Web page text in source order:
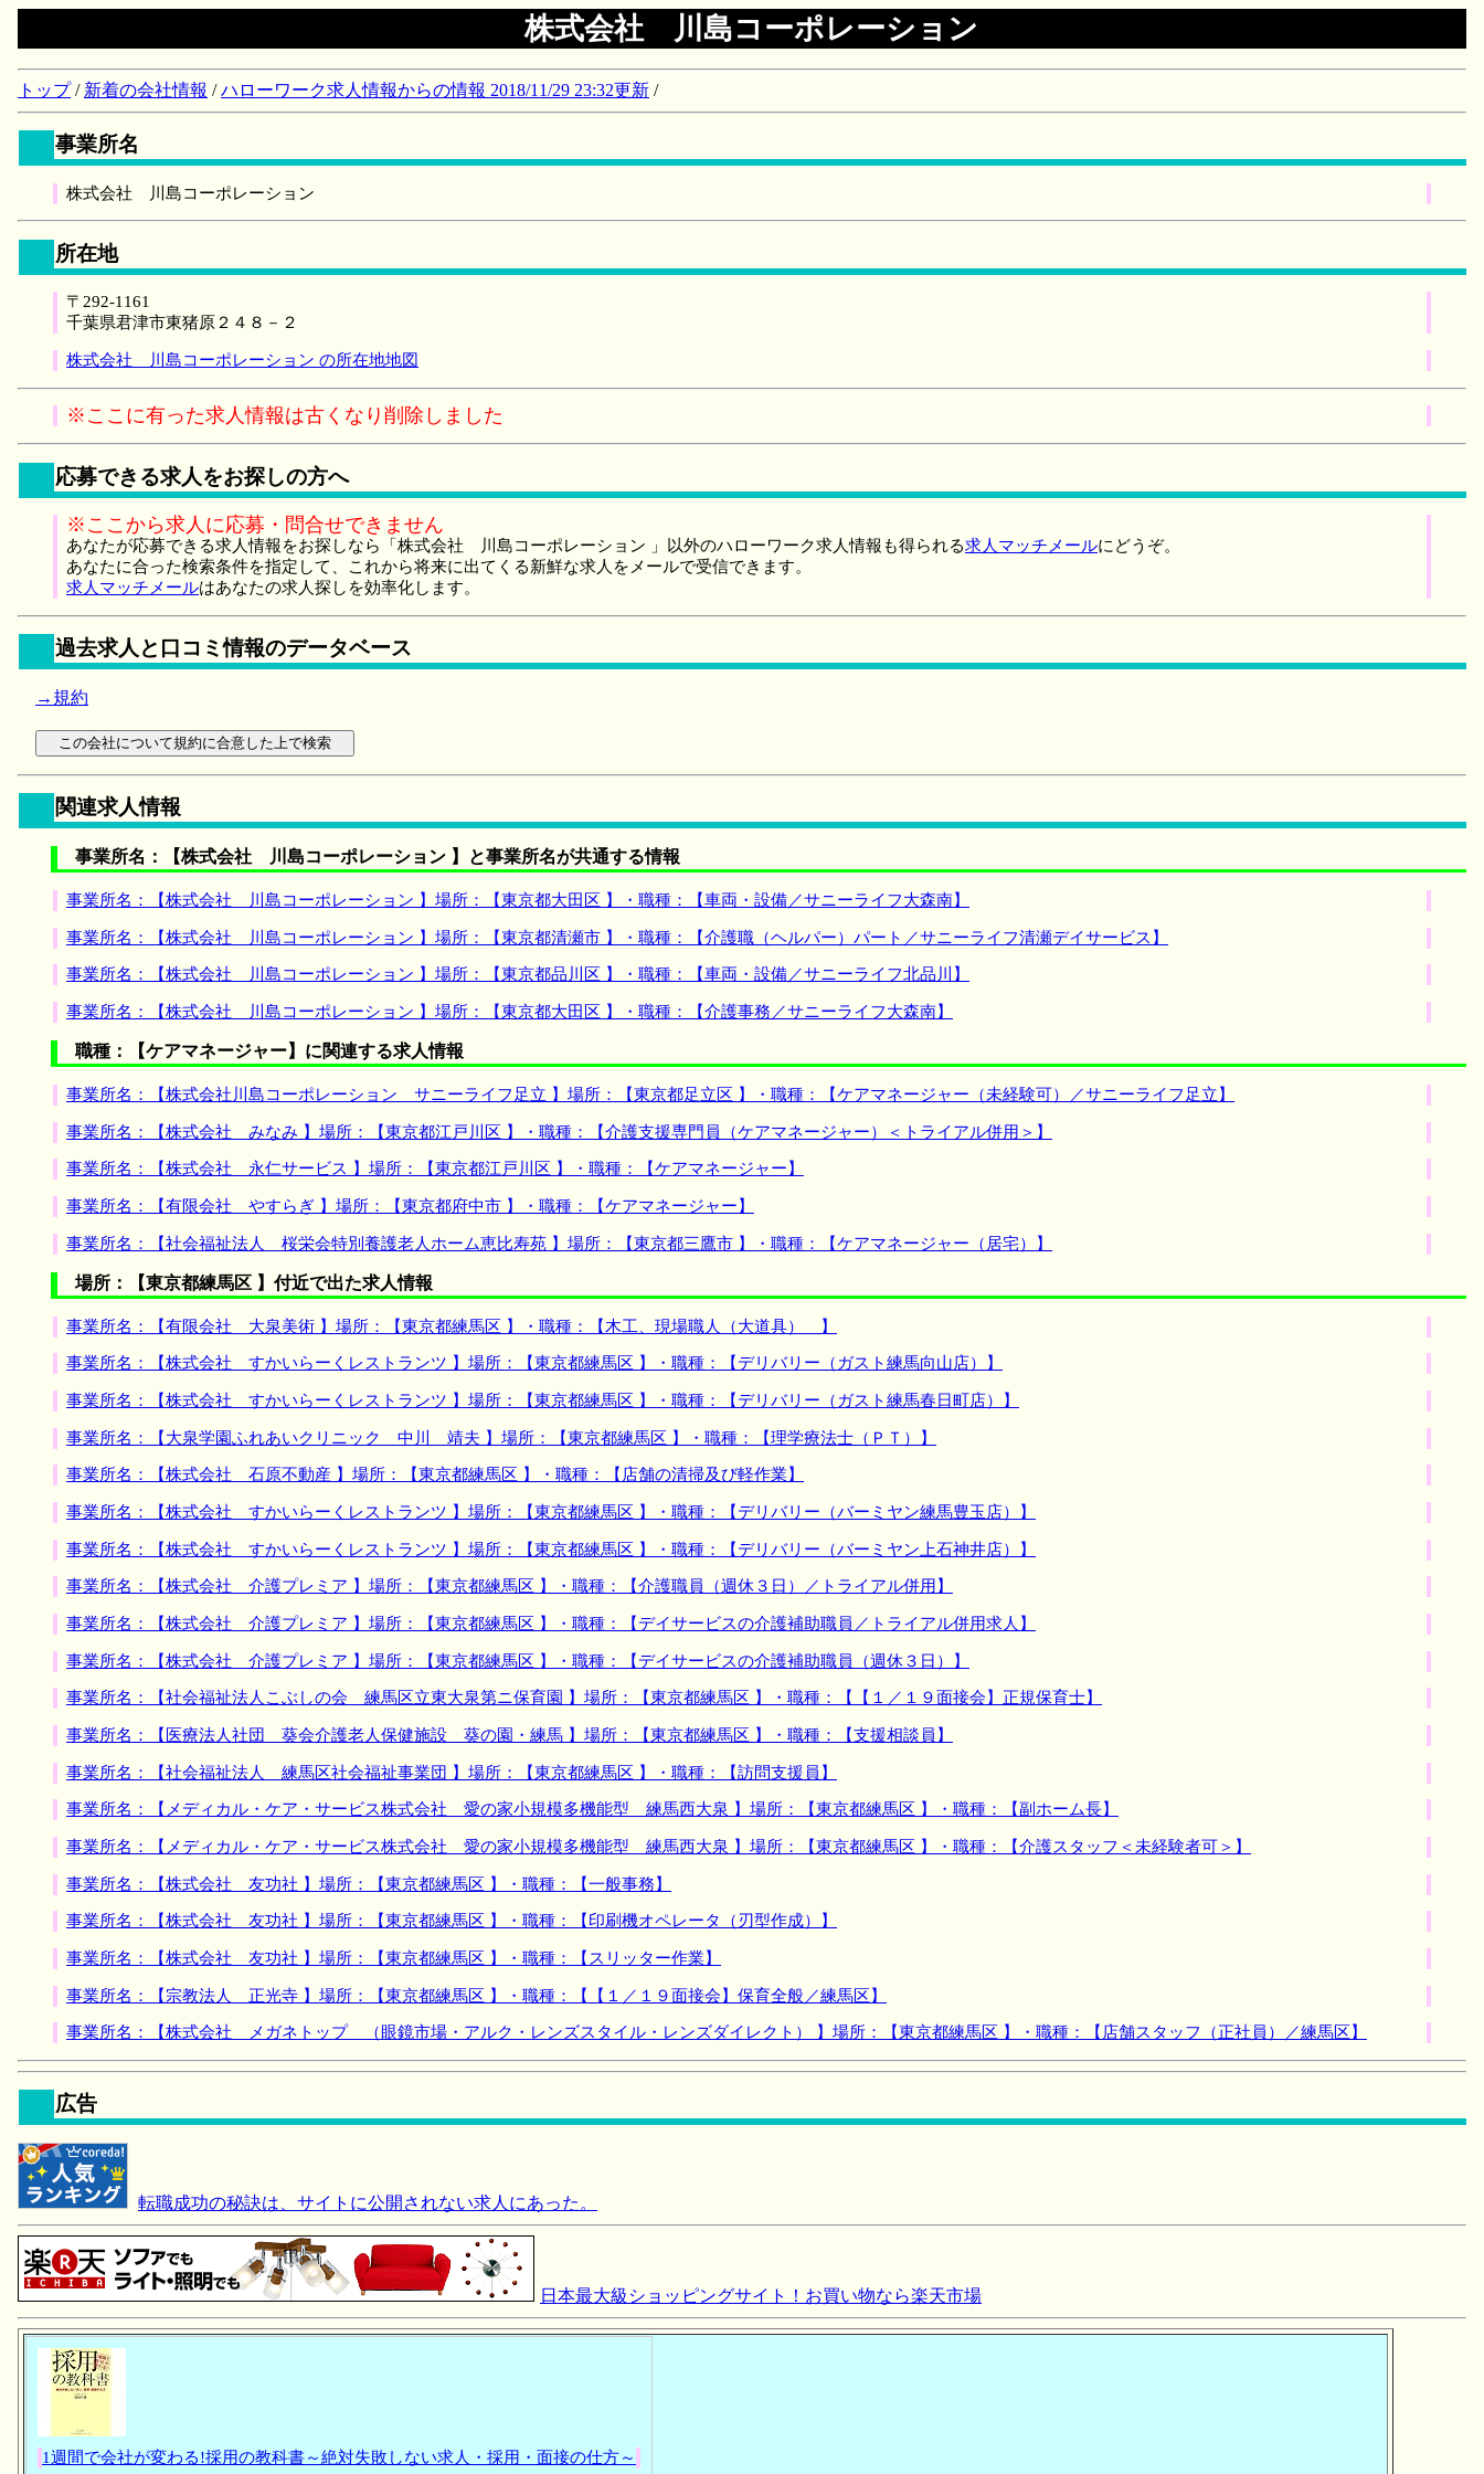
株式会社 川島コーポレーション
トップ/ 新着の会社情報 /ハローワーク求人情報からの情報 2018/11/29 23:32更新 /
事業所名
株式会社 川島コーポレーション
所在地
〒292-1161
千葉県君津市東猪原２４８－２
株式会社 川島コーポレーション の所在地地図
※ここに有った求人情報は古くなり削除しました
応募できる求人をお探しの方へ
※ここから求人に応募・問合せできません
あなたが応募できる求人情報をお探しなら「株式会社 川島コーポレーション 」以外のハローワーク求人情報も得られる求人マッチメールにどうぞ。
あなたに合った検索条件を指定して、これから将来に出てくる新鮮な求人をメールで受信できます。
求人マッチメールはあなたの求人探しを効率化します。
過去求人と口コミ情報のデータベース
→規約
関連求人情報
事業所名：【株式会社 川島コーポレーション 】と事業所名が共通する情報
事業所名：【株式会社 川島コーポレーション 】場所：【東京都大田区 】・職種：【車両・設備／サニーライフ大森南】
事業所名：【株式会社 川島コーポレーション 】場所：【東京都清瀬市 】・職種：【介護職（ヘルパー）パート／サニーライフ清瀬デイサービス】
事業所名：【株式会社 川島コーポレーション 】場所：【東京都品川区 】・職種：【車両・設備／サニーライフ北品川】
事業所名：【株式会社 川島コーポレーション 】場所：【東京都大田区 】・職種：【介護事務／サニーライフ大森南】
職種：【ケアマネージャー】に関連する求人情報
事業所名：【株式会社川島コーポレーション サニーライフ足立 】場所：【東京都足立区 】・職種：【ケアマネージャー（未経験可）／サニーライフ足立】
事業所名：【株式会社 みなみ 】場所：【東京都江戸川区 】・職種：【介護支援専門員（ケアマネージャー）＜トライアル併用＞】
事業所名：【株式会社 永仁サービス 】場所：【東京都江戸川区 】・職種：【ケアマネージャー】
事業所名：【有限会社 やすらぎ 】場所：【東京都府中市 】・職種：【ケアマネージャー】
事業所名：【社会福祉法人 桜栄会特別養護老人ホーム恵比寿苑 】場所：【東京都三鷹市 】・職種：【ケアマネージャー（居宅）】
場所：【東京都練馬区 】付近で出た求人情報
事業所名：【有限会社 大泉美術 】場所：【東京都練馬区 】・職種：【木工、現場職人（大道具） 】
事業所名：【株式会社 すかいらーくレストランツ 】場所：【東京都練馬区 】・職種：【デリバリー（ガスト練馬向山店）】
事業所名：【株式会社 すかいらーくレストランツ 】場所：【東京都練馬区 】・職種：【デリバリー（ガスト練馬春日町店）】
事業所名：【大泉学園ふれあいクリニック 中川 靖夫 】場所：【東京都練馬区 】・職種：【理学療法士（ＰＴ）】
事業所名：【株式会社 石原不動産 】場所：【東京都練馬区 】・職種：【店舗の清掃及び軽作業】
事業所名：【株式会社 すかいらーくレストランツ 】場所：【東京都練馬区 】・職種：【デリバリー（バーミヤン練馬豊玉店）】
事業所名：【株式会社 すかいらーくレストランツ 】場所：【東京都練馬区 】・職種：【デリバリー（バーミヤン上石神井店）】
事業所名：【株式会社 介護プレミア 】場所：【東京都練馬区 】・職種：【介護職員（週休３日）／トライアル併用】
事業所名：【株式会社 介護プレミア 】場所：【東京都練馬区 】・職種：【デイサービスの介護補助職員／トライアル併用求人】
事業所名：【株式会社 介護プレミア 】場所：【東京都練馬区 】・職種：【デイサービスの介護補助職員（週休３日）】
事業所名：【社会福祉法人こぶしの会 練馬区立東大泉第ニ保育園 】場所：【東京都練馬区 】・職種：【【１／１９面接会】正規保育士】
事業所名：【医療法人社団 葵会介護老人保健施設 葵の園・練馬 】場所：【東京都練馬区 】・職種：【支援相談員】
事業所名：【社会福祉法人 練馬区社会福祉事業団 】場所：【東京都練馬区 】・職種：【訪問支援員】
事業所名：【メディカル・ケア・サービス株式会社 愛の家小規模多機能型 練馬西大泉 】場所：【東京都練馬区 】・職種：【副ホーム長】
事業所名：【メディカル・ケア・サービス株式会社 愛の家小規模多機能型 練馬西大泉 】場所：【東京都練馬区 】・職種：【介護スタッフ＜未経験者可＞】
事業所名：【株式会社 友功社 】場所：【東京都練馬区 】・職種：【一般事務】
事業所名：【株式会社 友功社 】場所：【東京都練馬区 】・職種：【印刷機オペレータ（刃型作成）】
事業所名：【株式会社 友功社 】場所：【東京都練馬区 】・職種：【スリッター作業】
事業所名：【宗教法人 正光寺 】場所：【東京都練馬区 】・職種：【【１／１９面接会】保育全般／練馬区】
事業所名：【株式会社 メガネトップ （眼鏡市場・アルク・レンズスタイル・レンズダイレクト） 】場所：【東京都練馬区 】・職種：【店舗スタッフ（正社員）／練馬区】
広告
転職成功の秘訣は、サイトに公開されない求人にあった。
日本最大級ショッピングサイト！お買い物なら楽天市場
1週間で会社が変わる!採用の教科書～絶対失敗しない求人・採用・面接の仕方～